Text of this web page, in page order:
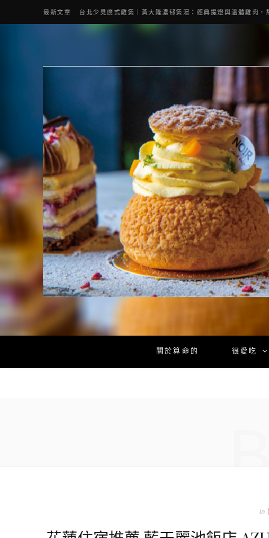
最新文章 台北少見廣式雞煲｜黃大隆濃郁煲湯：經典提燈與溫體雞肉，
關於算命的 很愛吃
In